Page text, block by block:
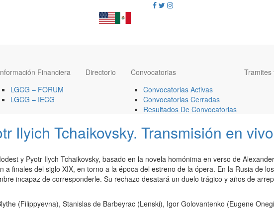
Financiera
LGCG – FORUM
LGCG – IECG
Directorio
Convocatorias
Convocatorias Activas
Convocatorias Cerradas
Resultados De Convocatorias
Tramites
Ilyich Tchaikovsky. Transmisión en
y Pyotr Ilych Tchaikovsky, basado en la novela homónima en verso de
finales del siglo XIX, en torno a la época del estreno de la ópera. En la Rusia de
incapaz de corresponderle. Su rechazo desatará un duelo trágico y años de
(Filippyevna), Stanislas de Barbeyrac (Lenski), Igor Golovantenko (Eugene